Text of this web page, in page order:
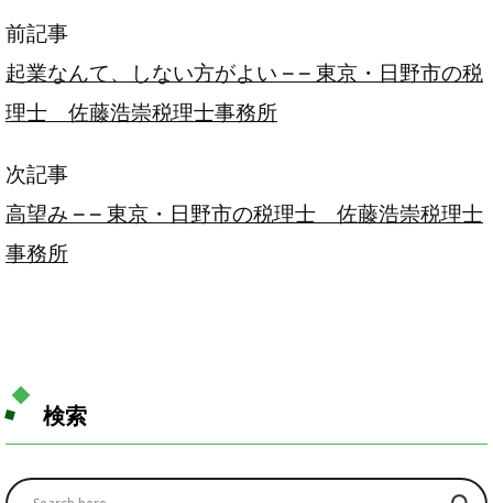
前記事
起業なんて、しない方がよい – – 東京・日野市の税
理士 佐藤浩崇税理士事務所
次記事
高望み – – 東京・日野市の税理士 佐藤浩崇税理士
事務所
検索